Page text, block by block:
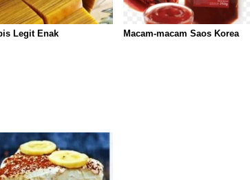
Legit Enak Macam-macam Saos Korea